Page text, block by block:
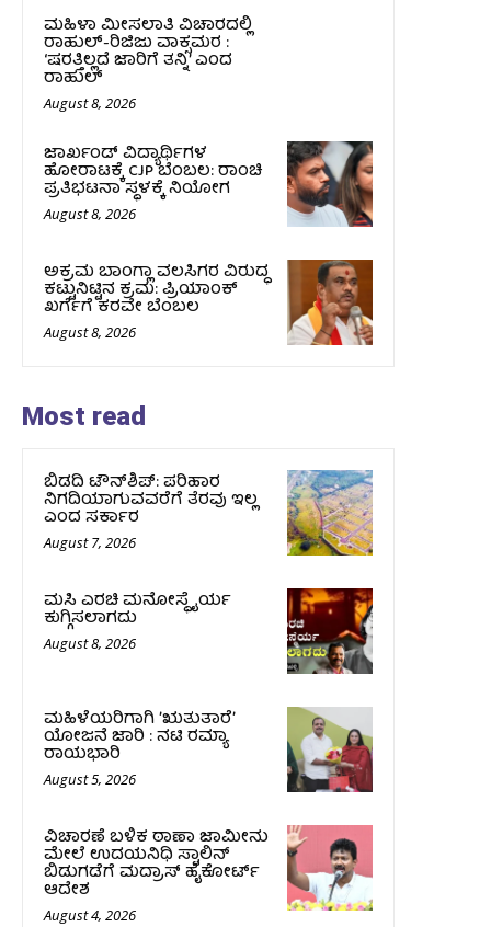
ಮಹಿಳಾ ಮೀಸಲಾತಿ ವಿಚಾರದಲ್ಲಿ
ರಾಹುಲ್‌-ರಿಜಿಜು ವಾಕ್ಸಮರ :
‘ಷರತ್ತಿಲ್ಲದೆ ಜಾರಿಗೆ ತನ್ನಿ’ ಎಂದ
ರಾಹುಲ್‌
August 8, 2026
ಜಾರ್ಖಂಡ್‌ ವಿದ್ಯಾರ್ಥಿಗಳ
ಹೋರಾಟಕ್ಕೆ CJP ಬೆಂಬಲ: ರಾಂಚಿ
ಪ್ರತಿಭಟನಾ ಸ್ಥಳಕ್ಕೆ ನಿಯೋಗ
August 8, 2026
ಅಕ್ರಮ ಬಾಂಗ್ಲಾ ವಲಸಿಗರ ವಿರುದ್ಧ
ಕಟ್ಟುನಿಟ್ಟಿನ ಕ್ರಮ: ಪ್ರಿಯಾಂಕ್
ಖರ್ಗೆಗೆ ಕರವೇ ಬೆಂಬಲ
August 8, 2026
Most read
ಬಿಡದಿ ಟೌನ್‌ಶಿಪ್‌: ಪರಿಹಾರ
ನಿಗದಿಯಾಗುವವರೆಗೆ ತೆರವು ಇಲ್ಲ
ಎಂದ ಸರ್ಕಾರ
August 7, 2026
ಮಸಿ ಎರಚಿ ಮನೋಸ್ಥೈರ್ಯ
ಕುಗ್ಗಿಸಲಾಗದು
August 8, 2026
ಮಹಿಳೆಯರಿಗಾಗಿ ʼಋತುತಾರೆʼ
ಯೋಜನೆ ಜಾರಿ : ನಟಿ ರಮ್ಯಾ
ರಾಯಭಾರಿ
August 5, 2026
ವಿಚಾರಣೆ ಬಳಿಕ ಠಾಣಾ ಜಾಮೀನು
ಮೇಲೆ ಉದಯನಿಧಿ ಸ್ಟಾಲಿನ್‌
ಬಿಡುಗಡೆಗೆ ಮದ್ರಾಸ್‌ ಹೈಕೋರ್ಟ್‌
ಆದೇಶ
August 4, 2026